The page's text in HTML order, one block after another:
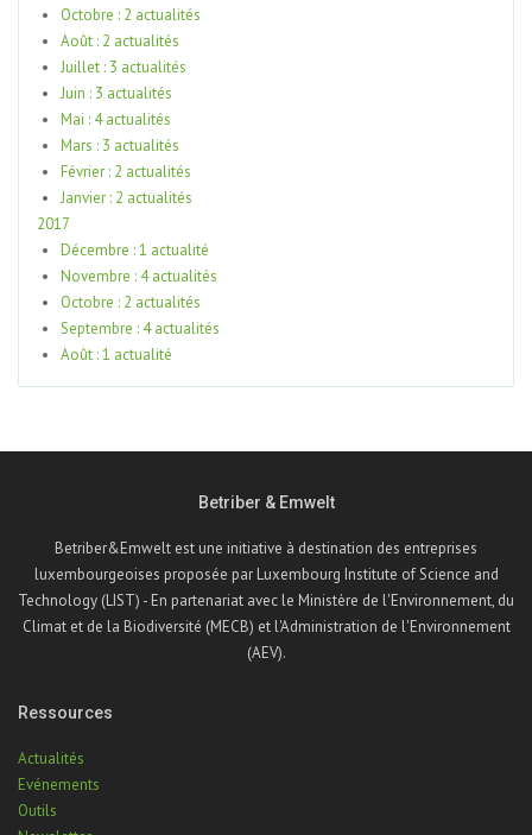
Octobre : 2 actualités
Août : 2 actualités
Juillet : 3 actualités
Juin : 3 actualités
Mai : 4 actualités
Mars : 3 actualités
Février : 2 actualités
Janvier : 2 actualités
2017
Décembre : 1 actualité
Novembre : 4 actualités
Octobre : 2 actualités
Septembre : 4 actualités
Août : 1 actualité
Betriber & Emwelt
Betriber&Emwelt est une initiative à destination des entreprises
luxembourgeoises proposée par Luxembourg Institute of Science and
Technology (LIST) - En partenariat avec le Ministère de l'Environnement, du
Climat et de la Biodiversité (MECB) et l'Administration de l'Environnement
(AEV).
Ressources
Actualités
Evénements
Outils